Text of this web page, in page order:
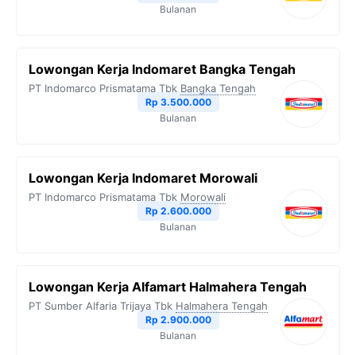
Bulanan
Lowongan Kerja Indomaret Bangka Tengah
PT Indomarco Prismatama Tbk Bangka Tengah
Rp 3.500.000
Bulanan
Lowongan Kerja Indomaret Morowali
PT Indomarco Prismatama Tbk Morowali
Rp 2.600.000
Bulanan
Lowongan Kerja Alfamart Halmahera Tengah
PT Sumber Alfaria Trijaya Tbk Halmahera Tengah
Rp 2.900.000
Bulanan